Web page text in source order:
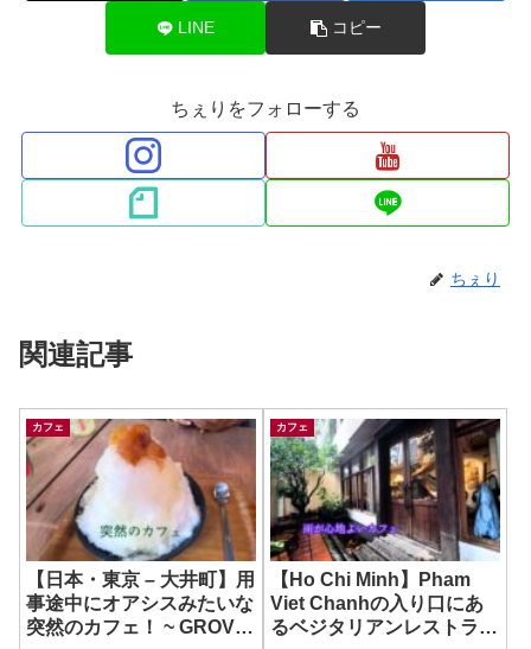
LINE コピー
ちぇりをフォローする
ちぇり
関連記事
カフェ
【日本・東京 – 大井町】用
事途中にオアシスみたいな
突然のカフェ！ ~ GROVE
カフェ
【Ho Chi Minh】Pham
Viet Chanhの入り口にあ
るベジタリアンレストラン